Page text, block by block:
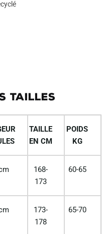
TAILLES
TAILLE
EN CM
POIDS
KG
168-
173
60-65
173-
178
65-70